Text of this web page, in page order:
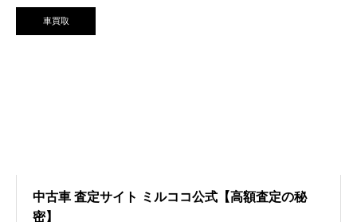
車買取
中古車 査定サイト ミルココ公式【高額査定の秘
密】